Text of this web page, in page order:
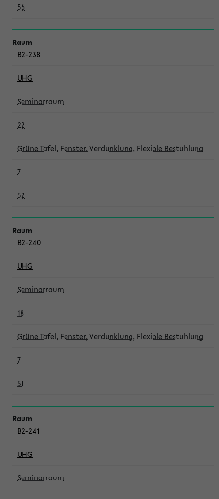
56
B2-238
UHG
Seminarraum
22
Grüne Tafel, Fenster, Verdunklung, Flexible Bestuhlung
7
52
B2-240
UHG
Seminarraum
18
Grüne Tafel, Fenster, Verdunklung, Flexible Bestuhlung
7
51
B2-241
UHG
Seminarraum